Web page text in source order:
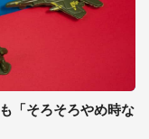
「そろそろやめ時な